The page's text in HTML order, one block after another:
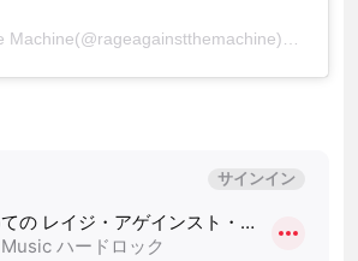
Rage Against The Machine(@rageagainstthemachine)がシェアした投稿